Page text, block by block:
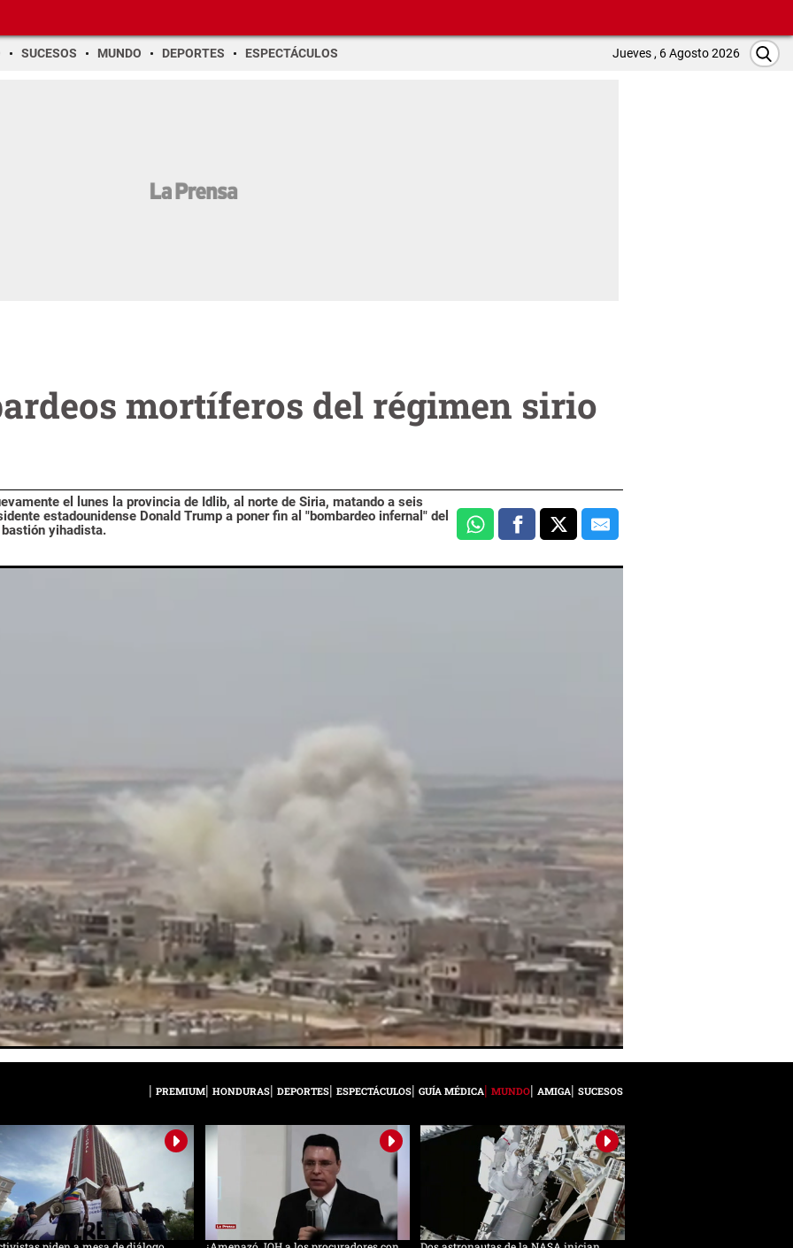
SUCESOS MUNDO DEPORTES ESPECTÁCULOS Jueves , 6 Agosto 2026
mortíferos del régimen sirio
el lunes la provincia de Idlib, al norte de Siria, matando a seis
estadounidense Donald Trump a poner fin al "bombardeo infernal" del
yihadista.
PREMIUM HONDURAS DEPORTES ESPECTÁCULOS GUÍA MÉDICA MUNDO AMIGA SUCESOS